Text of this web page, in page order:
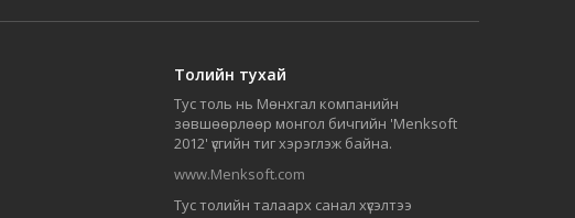
Толийн тухай
Тус толь нь Мөнхгал компанийн
зөвшөөрлөөр монгол бичгийн 'Menksoft
2012' үсгийн тиг хэрэглэж байна.
www.Menksoft.com
Тус толийн талаарх санал хүсэлтээ